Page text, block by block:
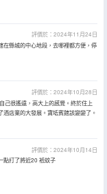
評價於：2024年11月24日
在縣城的中心地段，去哪裡都方便，停
評價於：2024年10月28日
己很遙遠，高大上的感覺。終於住上
店業的大發展。寶坻賓館該變變了。
評價於：2024年10月14日
點打了將近20 衹蚊子